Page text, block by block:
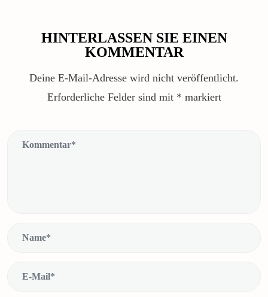
HINTERLASSEN SIE EINEN
KOMMENTAR
Deine E-Mail-Adresse wird nicht veröffentlicht.
Erforderliche Felder sind mit * markiert